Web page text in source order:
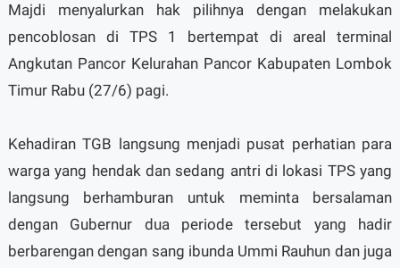
Majdi menyalurkan hak pilihnya dengan melakukan
pencoblosan di TPS 1 bertempat di areal terminal
Angkutan Pancor Kelurahan Pancor Kabupaten Lombok
Timur Rabu (27/6) pagi.
Kehadiran TGB langsung menjadi pusat perhatian para
warga yang hendak dan sedang antri di lokasi TPS yang
langsung berhamburan untuk meminta bersalaman
dengan Gubernur dua periode tersebut yang hadir
berbarengan dengan sang ibunda Ummi Rauhun dan juga